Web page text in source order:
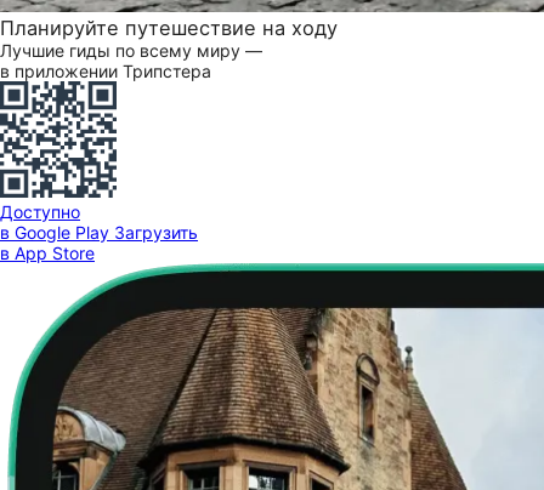
Планируйте путешествие на ходу
Лучшие гиды по всему миру —
в приложении Трипстера
Доступно
в Google Play Загрузить
в App Store